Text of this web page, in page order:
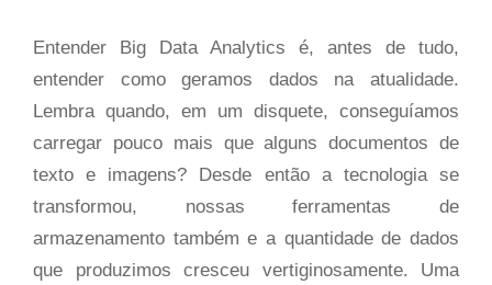
Entender Big Data Analytics é, antes de tudo,
entender como geramos dados na atualidade.
Lembra quando, em um disquete, conseguíamos
carregar pouco mais que alguns documentos de
texto e imagens? Desde então a tecnologia se
transformou, nossas ferramentas de
armazenamento também e a quantidade de dados
que produzimos cresceu vertiginosamente. Uma